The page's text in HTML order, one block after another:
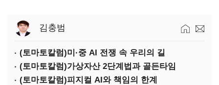
김충범
(토마토칼럼)미·중 AI 전쟁 속 우리의 길
(토마토칼럼)가상자산 2단계법과 골든타임
(토마토칼럼)피지컬 AI와 책임의 한계